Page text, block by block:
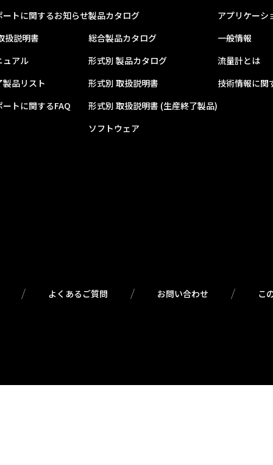
ートに関するお知らせ
扱説明書
ュアル
品リスト
トに関するFAQ
製品カタログ
総合製品カタログ
形式別 製品カタログ
形式別 取扱説明書
形式別 取扱説明書 (生産終了製品)
ソフトウェア
アプリケーシ
一般情報
流量計とは
技術情報に関
よくあるご質問 お問い合わせ こ